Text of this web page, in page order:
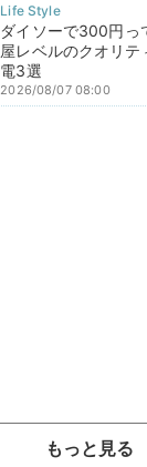
ダイソーで300円っ
屋レベルのクオリ
電3選
2026/08/07 08:00
もっと見る